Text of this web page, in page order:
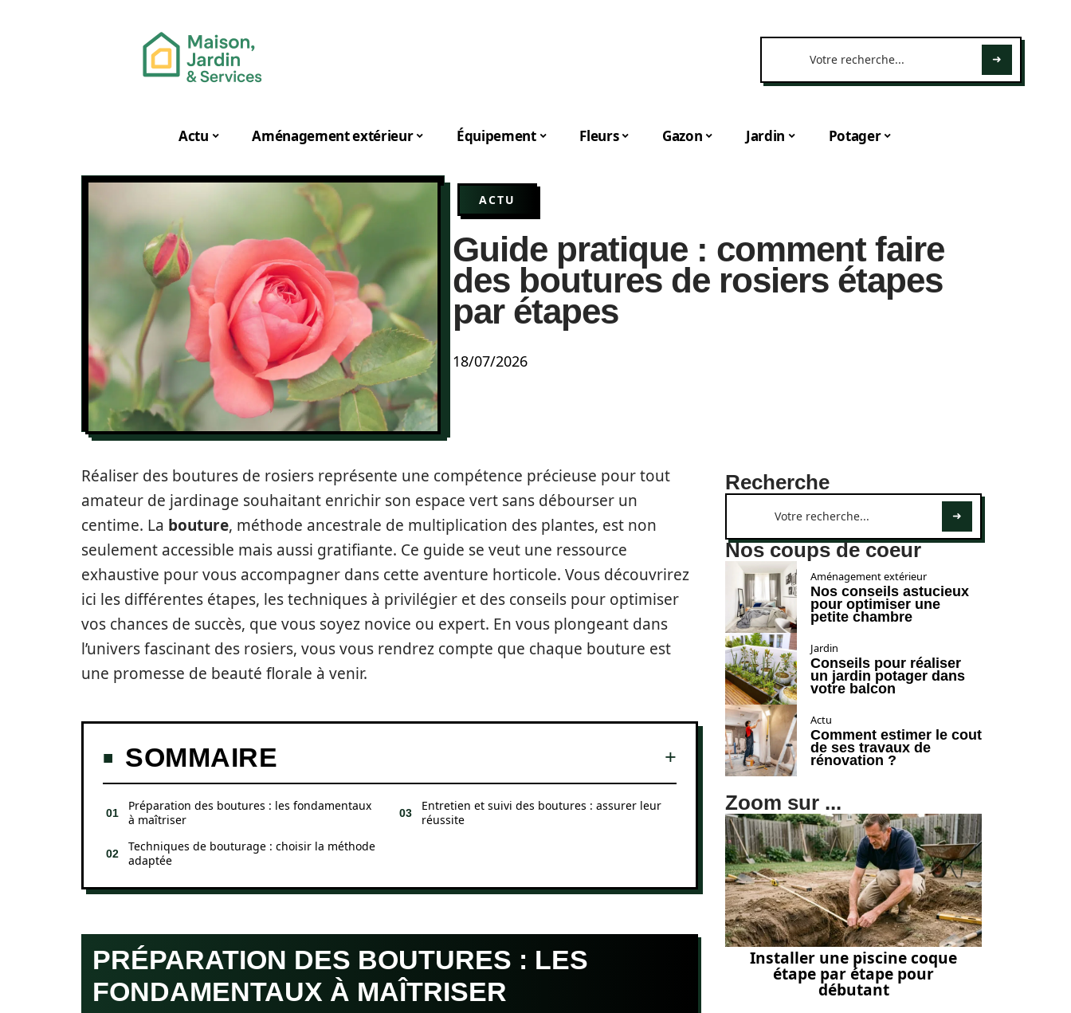
Actu Aménagement extérieur Équipement Fleurs Gazon Jardin Potager
ACTU
Guide pratique : comment faire
des boutures de rosiers étapes
par étapes
18/07/2026
Réaliser des boutures de rosiers représente une compétence précieuse pour tout
amateur de jardinage souhaitant enrichir son espace vert sans débourser un
centime. La bouture, méthode ancestrale de multiplication des plantes, est non
seulement accessible mais aussi gratifiante. Ce guide se veut une ressource
exhaustive pour vous accompagner dans cette aventure horticole. Vous découvrirez
ici les différentes étapes, les techniques à privilégier et des conseils pour optimiser
vos chances de succès, que vous soyez novice ou expert. En vous plongeant dans
l’univers fascinant des rosiers, vous vous rendrez compte que chaque bouture est
une promesse de beauté florale à venir.
SOMMAIRE
Préparation des boutures : les fondamentaux
à maîtriser
Techniques de bouturage : choisir la méthode
adaptée
Entretien et suivi des boutures : assurer leur
réussite
PRÉPARATION DES BOUTURES : LES
FONDAMENTAUX À MAÎTRISER
Recherche
Nos coups de coeur
Aménagement extérieur
Nos conseils astucieux
pour optimiser une
petite chambre
Jardin
Conseils pour réaliser
un jardin potager dans
votre balcon
Actu
Comment estimer le cout
de ses travaux de
rénovation ?
Zoom sur ...
Installer une piscine coque
étape par étape pour
débutant